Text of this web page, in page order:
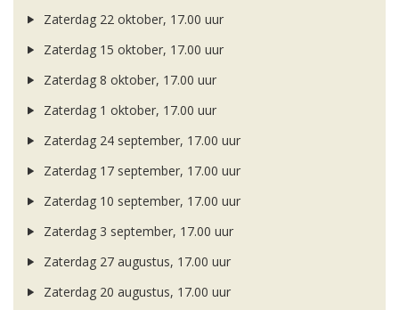
Zaterdag 22 oktober, 17.00 uur
Zaterdag 15 oktober, 17.00 uur
Zaterdag 8 oktober, 17.00 uur
Zaterdag 1 oktober, 17.00 uur
Zaterdag 24 september, 17.00 uur
Zaterdag 17 september, 17.00 uur
Zaterdag 10 september, 17.00 uur
Zaterdag 3 september, 17.00 uur
Zaterdag 27 augustus, 17.00 uur
Zaterdag 20 augustus, 17.00 uur